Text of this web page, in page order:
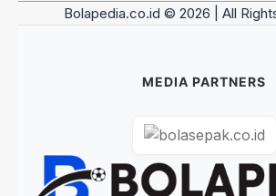
Bolapedia.co.id © 2026 | All
MEDIA PARTNERS